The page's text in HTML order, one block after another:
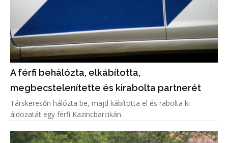
A férfi behálózta, elkábította,
megbecstelenítette és kirabolta partnerét
Társkeresőn hálózta be, majd kábította el és rabolta ki
áldozatát egy férfi Kazincbarcikán.